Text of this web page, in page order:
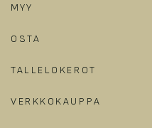
MYY
OSTA
TALLELOKEROT
VERKKOKAUPPA